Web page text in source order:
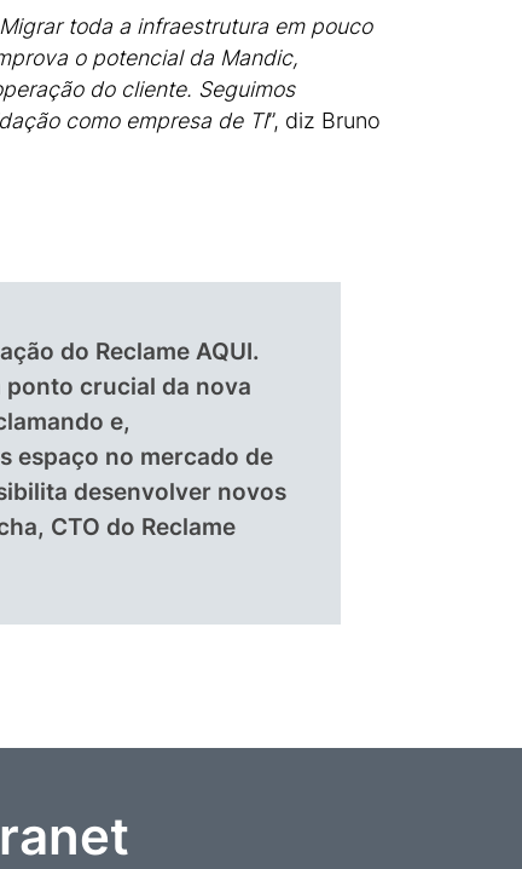
toda a infraestrutura em pouco
o potencial da Mandic,
do cliente. Seguimos
como empresa de TI”, diz Bruno
do Reclame AQUI.
ponto crucial da nova
e,
espaço no mercado de
desenvolver novos
CTO do Reclame